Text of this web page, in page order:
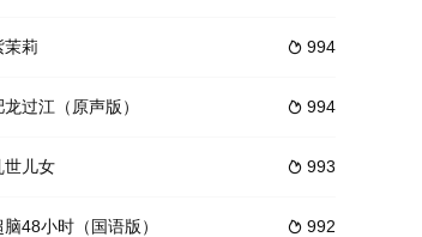
查，他发现父亲的死竟与国家
以谨慎精准著称的刺客专家。亚历克斯在拒绝完成一个危险
妻子杰西卡的凶手，杰西卡曾是特里贝克公司的技术总监
 994
茉莉
 994
龙过江（原声版）
 993
世儿女
 992
脑48小时（国语版）